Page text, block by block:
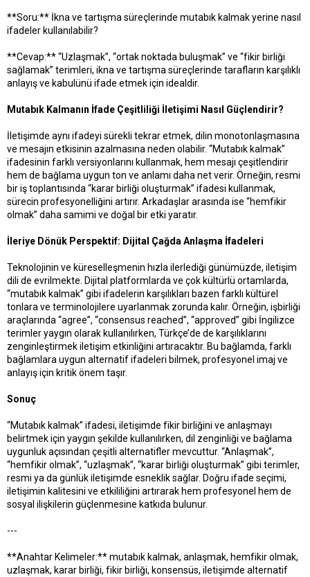
**Soru:** İkna ve tartışma süreçlerinde mutabık kalmak yerine nasıl
ifadeler kullanılabilir?
**Cevap:** “Uzlaşmak”, “ortak noktada buluşmak” ve “fikir birliği
sağlamak” terimleri, ikna ve tartışma süreçlerinde tarafların karşılıklı
anlayış ve kabulünü ifade etmek için idealdir.
Mutabık Kalmanın İfade Çeşitliliği İletişimi Nasıl Güçlendirir?
İletişimde aynı ifadeyi sürekli tekrar etmek, dilin monotonlaşmasına
ve mesajın etkisinin azalmasına neden olabilir. “Mutabık kalmak”
ifadesinin farklı versiyonlarını kullanmak, hem mesajı çeşitlendirir
hem de bağlama uygun ton ve anlamı daha net verir. Örneğin, resmi
bir iş toplantısında “karar birliği oluşturmak” ifadesi kullanmak,
sürecin profesyonelliğini artırır. Arkadaşlar arasında ise “hemfikir
olmak” daha samimi ve doğal bir etki yaratır.
İleriye Dönük Perspektif: Dijital Çağda Anlaşma İfadeleri
Teknolojinin ve küreselleşmenin hızla ilerlediği günümüzde, iletişim
dili de evrilmekte. Dijital platformlarda ve çok kültürlü ortamlarda,
“mutabık kalmak” gibi ifadelerin karşılıkları bazen farklı kültürel
tonlara ve terminolojilere uyarlanmak zorunda kalır. Örneğin, işbirliği
araçlarında “agree”, “consensus reached”, “approved” gibi İngilizce
terimler yaygın olarak kullanılırken, Türkçe’de de karşılıklarını
zenginleştirmek iletişim etkinliğini artıracaktır. Bu bağlamda, farklı
bağlamlara uygun alternatif ifadeleri bilmek, profesyonel imaj ve
anlayış için kritik önem taşır.
Sonuç
“Mutabık kalmak” ifadesi, iletişimde fikir birliğini ve anlaşmayı
belirtmek için yaygın şekilde kullanılırken, dil zenginliği ve bağlama
uygunluk açısından çeşitli alternatifler mevcuttur. “Anlaşmak”,
“hemfikir olmak”, “uzlaşmak”, “karar birliği oluşturmak” gibi terimler,
resmi ya da günlük iletişimde esneklik sağlar. Doğru ifade seçimi,
iletişimin kalitesini ve etkililiğini artırarak hem profesyonel hem de
sosyal ilişkilerin güçlenmesine katkıda bulunur.
---
**Anahtar Kelimeler:** mutabık kalmak, anlaşmak, hemfikir olmak,
uzlaşmak, karar birliği, fikir birliği, konsensüs, iletişimde alternatif